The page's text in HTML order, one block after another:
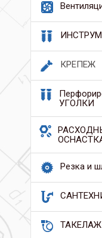
КРЕПЕЖ
УГОЛКИ
Резка и
ТАКЕЛАЖ